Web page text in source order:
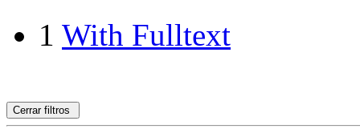
1 With Fulltext
Cerrar filtros